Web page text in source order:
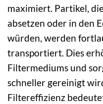
maximiert. Partikel,
absetzen oder in den
würden, werden
transportiert. Dies
Filtermediums und
schneller gereinigt
Filtereffizienz